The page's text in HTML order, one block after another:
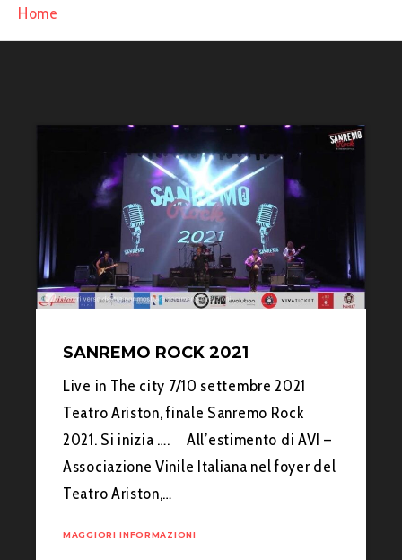
Home
SANREMO ROCK 2021
Live in The city 7/10 settembre 2021
Teatro Ariston, finale Sanremo Rock
2021. Si inizia …. All’estimento di AVI –
Associazione Vinile Italiana nel foyer del
Teatro Ariston,…
MAGGIORI INFORMAZIONI